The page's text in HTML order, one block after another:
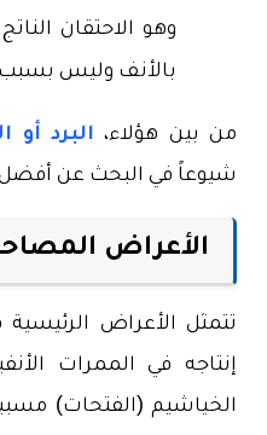
وهو الاحتقان
بالأنف وليس
من بين هؤلاء، البرد أو
شيوعاً في البحث عن
الأعراض
تتمثل الأعراض الرئيسية
إنتاجه في الممرات
الخياشيم (الفتحات)